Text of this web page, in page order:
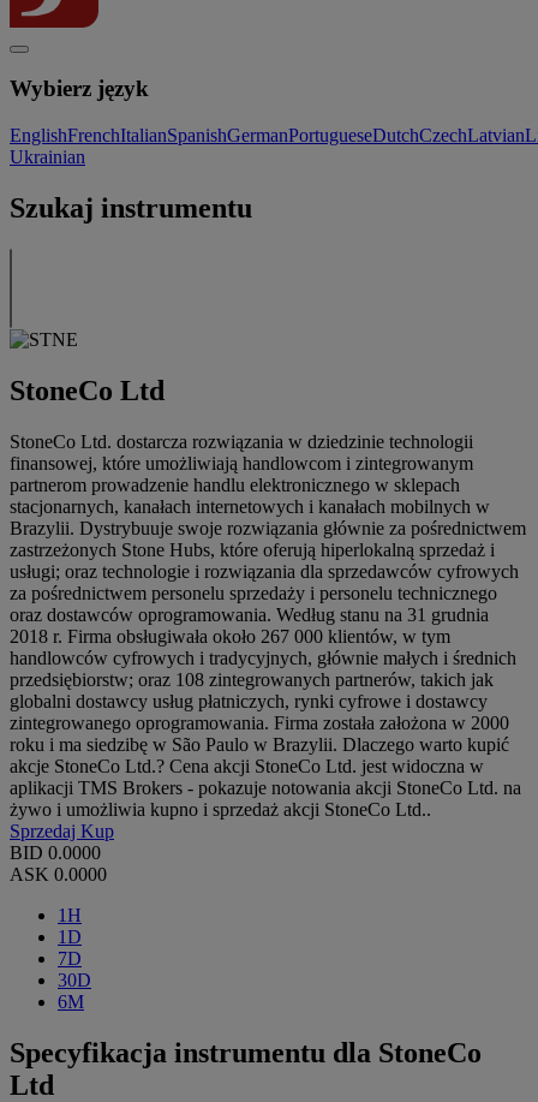
Wybierz język
EnglishFrenchItalianSpanishGermanPortugueseDutchCzechLatvian
Ukrainian
Szukaj instrumentu
StoneCo Ltd
StoneCo Ltd. dostarcza rozwiązania w dziedzinie technologii
finansowej, które umożliwiają handlowcom i zintegrowanym
partnerom prowadzenie handlu elektronicznego w sklepach
stacjonarnych, kanałach internetowych i kanałach mobilnych w
Brazylii. Dystrybuuje swoje rozwiązania głównie za pośrednictwem
zastrzeżonych Stone Hubs, które oferują hiperlokalną sprzedaż i
usługi; oraz technologie i rozwiązania dla sprzedawców cyfrowych
za pośrednictwem personelu sprzedaży i personelu technicznego
oraz dostawców oprogramowania. Według stanu na 31 grudnia
2018 r. Firma obsługiwała około 267 000 klientów, w tym
handlowców cyfrowych i tradycyjnych, głównie małych i średnich
przedsiębiorstw; oraz 108 zintegrowanych partnerów, takich jak
globalni dostawcy usług płatniczych, rynki cyfrowe i dostawcy
zintegrowanego oprogramowania. Firma została założona w 2000
roku i ma siedzibę w São Paulo w Brazylii. Dlaczego warto kupić
akcje StoneCo Ltd.? Cena akcji StoneCo Ltd. jest widoczna w
aplikacji TMS Brokers - pokazuje notowania akcji StoneCo Ltd. na
żywo i umożliwia kupno i sprzedaż akcji StoneCo Ltd..
Sprzedaj Kup
BID 0.0000
ASK 0.0000
1H
1D
7D
30D
6M
Specyfikacja instrumentu dla StoneCo
Ltd